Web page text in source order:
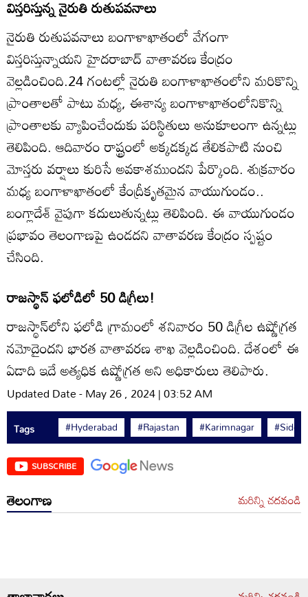
విస్తరిస్తున్న నైరుతి రుతుపవనాలు
నైరుతి రుతుపవనాలు బంగాళాఖాతంలో వేగంగా
విస్తరిస్తున్నాయని హైదరాబాద్‌ వాతావరణ కేంద్రం
వెల్లడించింది.24 గంటల్లో నైరుతి బంగాళాఖాతంలోని మరికొన్ని
ప్రాంతాలతో పాటు మధ్య, ఈశాన్య బంగాళాఖాతంలోనికొన్ని
ప్రాంతాలకు వ్యాపించేందుకు పరిస్థితులు అనుకూలంగా ఉన్నట్లు
తెలిపింది. ఆదివారం రాష్ట్రంలో అక్కడక్కడ తేలికపాటి నుంచి
మోస్తరు వర్షాలు కురిసే అవకాశముందని పేర్కొంది. శుక్రవారం
మధ్య బంగాళాఖాతంలో కేంద్రీకృతమైన వాయుగుండం..
బంగ్లాదేశ్‌ వైపుగా కదులుతున్నట్లు తెలిపింది. ఈ వాయుగుండం
ప్రభావం తెలంగాణపై ఉండదని వాతావరణ కేంద్రం స్పష్టం
చేసింది.
రాజస్థాన్‌ ఫలోడిలో 50 డిగ్రీలు!
రాజస్థాన్‌లోని ఫలోడి గ్రామంలో శనివారం 50 డిగ్రీల ఉష్ణోగ్రత
నమోదైందని భారత వాతావరణ శాఖ వెల్లడించింది. దేశంలో ఈ
ఏడాది ఇదే అత్యధిక ఉష్ణోగ్రత అని అధికారులు తెలిపారు.
Updated Date - May 26 , 2024 | 03:52 AM
Tags #Hyderabad #Rajastan #Karimnagar
SUBSCRIBE
తెలంగాణ మరిన్ని చదవండి